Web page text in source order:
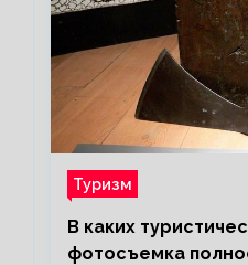
Туризм
В каких
фотосъемка